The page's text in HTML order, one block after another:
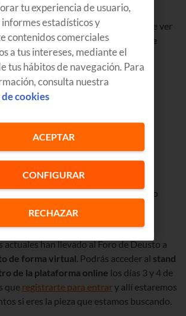
que nos ayudan aliderar esta
, con nuevas ideas y otra forma de ver
sabes, únete a nuestroprograma de
que quieres es:
y emprendimiento online
actuales han llevado al Foro de Deusto a
de forma virtual. Podrás acceder al stand
de la plataforma online los días 3 y 4 de
que registrarte para entrary allí estaremos
si eres la pieza que estamos buscando.
tu experiencia de usuario,
estadísticos y
contenidos comerciales
a tus intereses, mediante el
tus hábitos de navegación. Para
consulta nuestra
cookies
CONFIGURAR
RECHAZAR
ACEPTAR